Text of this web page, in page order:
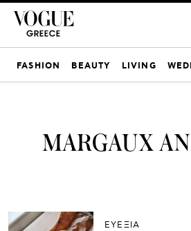
FASHION BEAUTY LIVING
MARGAUX
ΕΥΕΞΙΑ